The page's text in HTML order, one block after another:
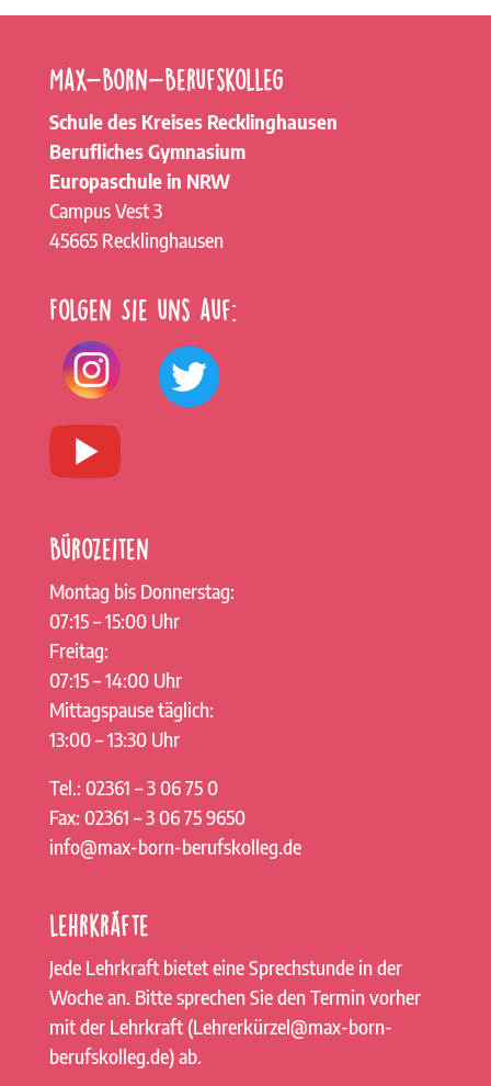
Max-Born-Berufskolleg
Schule des Kreises Recklinghausen
Berufliches Gymnasium
Europaschule in NRW
Campus Vest 3
45665 Recklinghausen
Folgen Sie uns auf:
Bürozeiten
Montag bis Donnerstag:
07:15 – 15:00 Uhr
Freitag:
07:15 – 14:00 Uhr
Mittagspause täglich:
13:00 – 13:30 Uhr
Tel.: 02361 – 3 06 75 0
Fax: 02361 – 3 06 75 9650
info@max-born-berufskolleg.de
Lehrkräfte
Jede Lehrkraft bietet eine Sprechstunde in der
Woche an. Bitte sprechen Sie den Termin vorher
mit der Lehrkraft (Lehrerkürzel@max-born-
berufskolleg.de) ab.